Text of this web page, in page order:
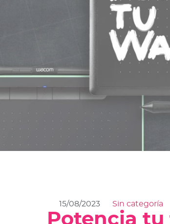
15/08/2023 Sin categoría
Potencia